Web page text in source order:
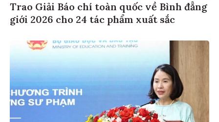
Trao Giải Báo chí toàn quốc về Bình đẳng
giới 2026 cho 24 tác phẩm xuất sắc